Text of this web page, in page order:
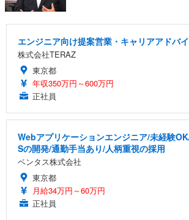
エンジニア向け提案営業・キャリアアドバ
株式会社TERAZ
東京都
年収350万円～600万円
正社員
Webアプリケーションエンジニア/未経験
Sの開発/通勤手当あり/人柄重視の採用
ベンタス株式会社
東京都
月給34万円～60万円
正社員